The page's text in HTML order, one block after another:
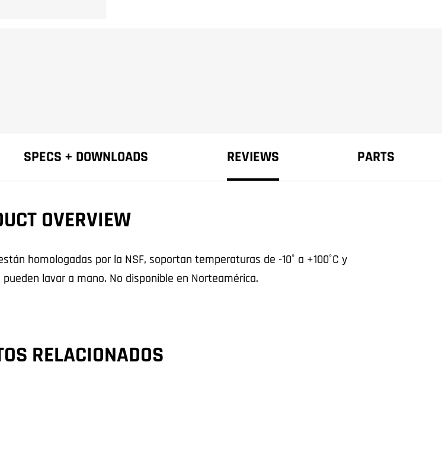
SPECS + DOWNLOADS REVIEWS PARTS
OVERVIEW
homologadas por la NSF, soportan temperaturas de -10˚ a +100˚C y
lavar a mano. No disponible en Norteamérica.
RELACIONADOS